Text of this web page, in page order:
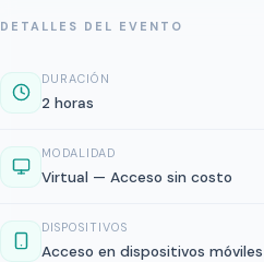
DETALLES DEL EVENTO
DURACIÓN
2 horas
MODALIDAD
Virtual — Acceso sin costo
DISPOSITIVOS
Acceso en dispositivos móviles